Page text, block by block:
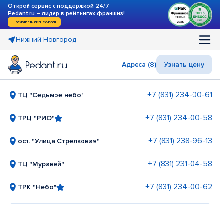
Открой сервис с поддержкой 24/7
Pedant.ru – лидер в рейтингах франшиз!
Посмотреть бизнес-план
Нижний Новгород
Адреса (8) Узнать цену
ТЦ "Седьмое небо" +7 (831) 234-00-61
ТРЦ "РИО" +7 (831) 234-00-58
ост. "Улица Стрелковая" +7 (831) 238-96-13
ТЦ "Муравей" +7 (831) 231-04-58
ТРК "Небо" +7 (831) 234-00-62